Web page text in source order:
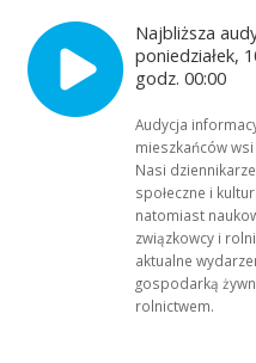
Najbliższa
poniedziałek,
godz. 00:00
Audycja
mieszkańców wsi
Nasi
społeczne i
natomiast
związkowcy i
aktualne
gospodarką
rolnictwem.